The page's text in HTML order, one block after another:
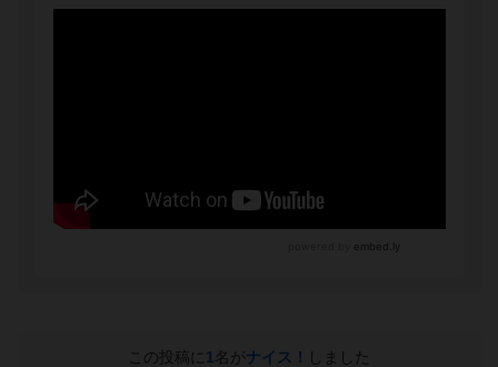
この投稿に 1 名がナイス！ しました